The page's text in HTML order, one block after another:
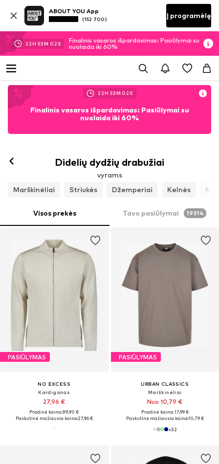
ABOUT YOU App
(152 700) Į programėlę
22H 53M 01 S
Finalinis vasaros išpardavimas: Pasiūlymai su
nuolaida iki 60%
22H 53M 01 S
Finalinis vasaros išpardavimas: Pasiūlymai su
nuolaida iki 60%
Didelių dydžių drabužiai
vyrams
Marškinėliai
Striukės Džemperiai Kelnės
Visos prekės Tavo pasiūlymai 19314
PASIŪLYMAS
NO EXCESS
Kardiganas
27,96 €
Pradinė kaina: 89,90 €
Paskutinė mažiausia kaina:27,96 €
PASIŪLYMAS
URBAN CLASSICS
Marškinėliai
Nuo 10,79 €
Pradinė kaina: 17,99 €
Paskutinė mažiausia kaina:10,79 €
+32